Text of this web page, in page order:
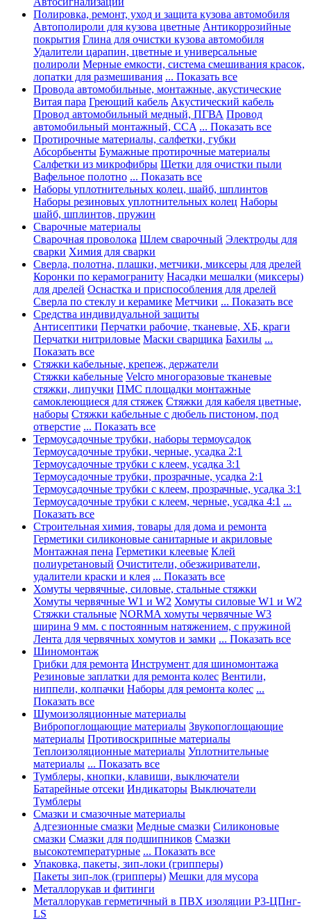
Полировка, ремонт, уход и защита кузова автомобиля
Автополироли для кузова цветные Антикоррозийные
покрытия Глина для очистки кузова автомобиля
Удалители царапин, цветные и универсальные
полироли Мерные емкости, система смешивания красок,
лопатки для размешивания ... Показать все
Провода автомобильные, монтажные, акустические
Витая пара Греющий кабель Акустический кабель
Провод автомобильный медный, ПГВА Провод
автомобильный монтажный, CCA ... Показать все
Протирочные материалы, салфетки, губки
Абсорбьенты Бумажные протирочные материалы
Салфетки из микрофибры Щетки для очистки пыли
Вафельное полотно ... Показать все
Наборы уплотнительных колец, шайб, шплинтов
Наборы резиновых уплотнительных колец Наборы
шайб, шплинтов, пружин
Сварочные материалы
Сварочная проволока Шлем сварочный Электроды для
сварки Химия для сварки
Сверла, полотна, плашки, метчики, миксеры для дрелей
Коронки по керамограниту Насадки мешалки (миксеры)
для дрелей Оснастка и приспособления для дрелей
Сверла по стеклу и керамике Метчики ... Показать все
Средства индивидуальной защиты
Антисептики Перчатки рабочие, тканевые, ХБ, краги
Перчатки нитриловые Маски сварщика Бахилы ...
Показать все
Стяжки кабельные, крепеж, держатели
Стяжки кабельные Velcro многоразовые тканевые
стяжки, липучки ПМС площадки монтажные
самоклеющиеся для стяжек Стяжки для кабеля цветные,
наборы Стяжки кабельные с дюбель пистоном, под
отверстие ... Показать все
Термоусадочные трубки, наборы термоусадок
Термоусадочные трубки, черные, усадка 2:1
Термоусадочные трубки с клеем, усадка 3:1
Термоусадочные трубки, прозрачные, усадка 2:1
Термоусадочные трубки с клеем, прозрачные, усадка 3:1
Термоусадочные трубки с клеем, черные, усадка 4:1 ...
Показать все
Строительная химия, товары для дома и ремонта
Герметики силиконовые санитарные и акриловые
Монтажная пена Герметики клеевые Клей
полиуретановый Очистители, обезжириватели,
удалители краски и клея ... Показать все
Хомуты червячные, силовые, стальные стяжки
Хомуты червячные W1 и W2 Хомуты силовые W1 и W2
Стяжки стальные NORMA хомуты червячные W3
ширина 9 мм. с постоянным натяжением, с пружиной
Лента для червячных хомутов и замки ... Показать все
Шиномонтаж
Грибки для ремонта Инструмент для шиномонтажа
Резиновые заплатки для ремонта колес Вентили,
ниппели, колпачки Наборы для ремонта колес ...
Показать все
Шумоизоляционные материалы
Вибропоглощающие материалы Звукопоглощающие
материалы Противоскрипные материалы
Теплоизоляционные материалы Уплотнительные
материалы ... Показать все
Тумблеры, кнопки, клавиши, выключатели
Батарейные отсеки Индикаторы Выключатели
Тумблеры
Смазки и смазочные материалы
Адгезионные смазки Медные смазки Силиконовые
смазки Смазки для подшипников Смазки
высокотемпературные ... Показать все
Упаковка, пакеты, зип-локи (грипперы)
Пакеты зип-лок (грипперы) Мешки для мусора
Металлорукав и фитинги
Металлорукав герметичный в ПВХ изоляции Р3-ЦПнг-
LS